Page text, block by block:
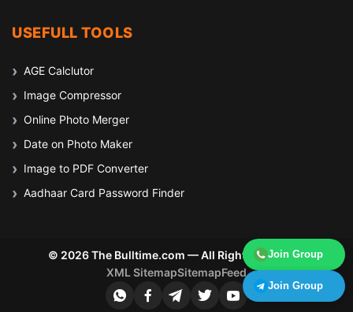
Join Group
Join Group
USEFULL TOOLS
AGE Calclutor
Image Compressor
Online Photo Merger
Date on Photo Maker
Image to PDF Converter
Aadhaar Card Password Finder
© 2026 The Bulltime.com — All Rights Reserved
XML SitemapSitemapFeed